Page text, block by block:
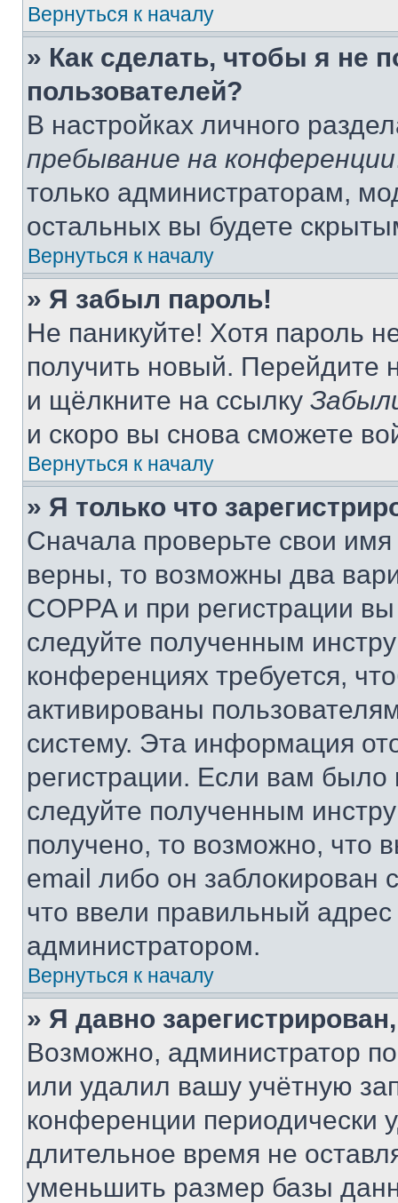
Вернуться к началу
» Как сделать, чтобы я не
пользователей?
В настройках личного
пребывание на конференции
только администраторам,
остальных вы будете
Вернуться к началу
» Я забыл пароль!
Не паникуйте! Хотя пароль
получить новый. Перейдите
и щёлкните на ссылку
и скоро вы снова сможете
Вернуться к началу
» Я только что
Сначала проверьте свои
верны, то возможны два
COPPA и при регистрации
следуйте полученным
конференциях требуется,
активированы
систему. Эта информация
регистрации. Если вам
следуйте полученным
получено, то возможно, что
email либо он
что ввели правильный адрес
администратором.
Вернуться к началу
» Я давно
Возможно, администратор
или удалил вашу учётную
конференции периодически
длительное время не
уменьшить размер базы